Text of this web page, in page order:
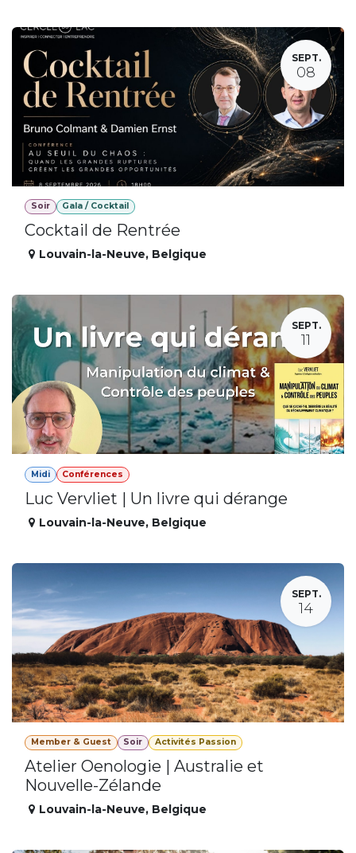
SEPT.
08
Soir Gala / Cocktail
Cocktail de Rentrée
Louvain-la-Neuve, Belgique
SEPT.
11
Midi Conférences
Luc Vervliet | Un livre qui dérange
Louvain-la-Neuve, Belgique
SEPT.
14
Member & Guest Soir Activités Passion
Atelier Oenologie | Australie et
Nouvelle-Zélande
Louvain-la-Neuve, Belgique